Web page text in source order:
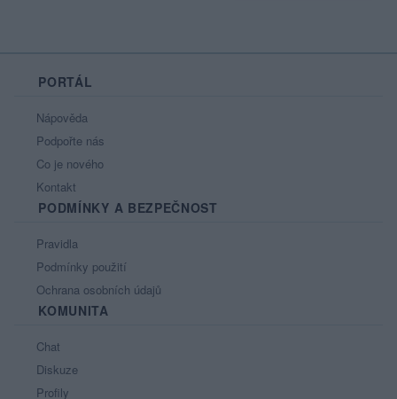
PORTÁL
Nápověda
Podpořte nás
Co je nového
Kontakt
PODMÍNKY A BEZPEČNOST
Pravidla
Podmínky použití
Ochrana osobních údajů
KOMUNITA
Chat
Diskuze
Profily